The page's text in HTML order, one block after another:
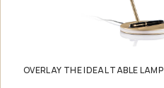
OVERLAY THE IDEAL TABLE LAMP